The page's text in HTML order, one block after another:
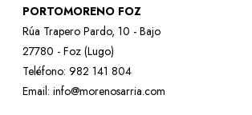
PORTOMORENO FOZ
Rúa Trapero Pardo, 10 - Bajo
27780 - Foz (Lugo)
Teléfono: 982 141 804
Email: info@morenosarria.com